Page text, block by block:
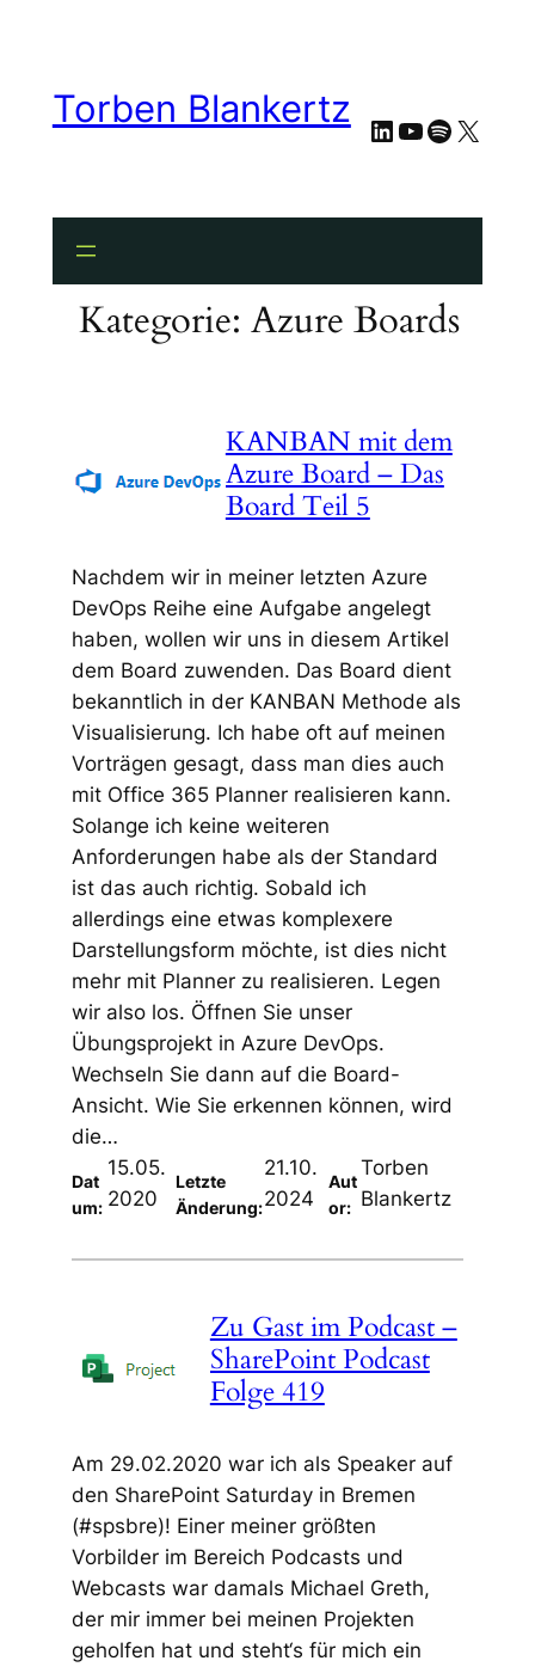
springenTorben Blankertz LinkedIn
YouTube
Spotify
X
Kategorie:Azure Boards
KANBAN mit dem
Azure Board – Das
Board Teil 5
Nachdem wir in meiner letzten Azure
DevOps Reihe eine Aufgabe angelegt
haben, wollen wir uns in diesem Artikel
dem Board zuwenden. Das Board dient
bekanntlich in der KANBAN Methode als
Visualisierung. Ich habe oft auf meinen
Vorträgen gesagt, dass man dies auch
mit Office 365 Planner realisieren kann.
Solange ich keine weiteren
Anforderungen habe als der Standard
ist das auch richtig. Sobald ich
allerdings eine etwas komplexere
Darstellungsform möchte, ist dies nicht
mehr mit Planner zu realisieren. Legen
wir also los. Öffnen Sie unser
Übungsprojekt in Azure DevOps.
Wechseln Sie dann auf die Board-
Ansicht. Wie Sie erkennen können, wird
die…
Dat
um:
15.05.
2020
Letzte
Änderung:
21.10.
2024
Aut
or:
Torben
Blankertz
Zu Gast im Podcast –
SharePoint Podcast
Folge 419
Am 29.02.2020 war ich als Speaker auf
den SharePoint Saturday in Bremen
(#spsbre)! Einer meiner größten
Vorbilder im Bereich Podcasts und
Webcasts war damals Michael Greth,
der mir immer bei meinen Projekten
geholfen hat und steht‘s für mich ein